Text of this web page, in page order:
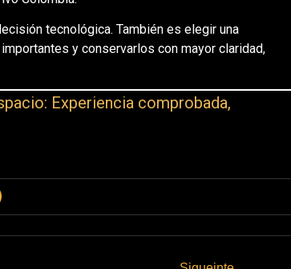
tecnológica. También es elegir una
y conservarlos con mayor claridad,
Experiencia comprobada,